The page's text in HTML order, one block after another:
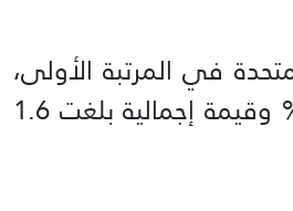
في المرتبة الأولى،
بحصة بلغت 43.6% وقيمة إجمالية بلغت 1.6